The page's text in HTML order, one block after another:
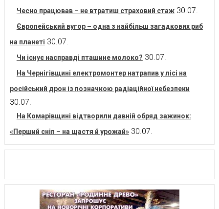
Чесно працював – не втратиш страховий стаж 30.07.
Європейський вугор – одна з найбільш загадкових риб
на планеті 30.07.
Чи існує насправді пташине молоко? 30.07.
На Чернігівщині електромонтер натрапив у лісі на
російський дрон із позначкою радіаційної небезпеки
30.07.
На Комарівщині відтворили давній обряд зажинок:
«Перший сніп – на щастя й урожай» 30.07.